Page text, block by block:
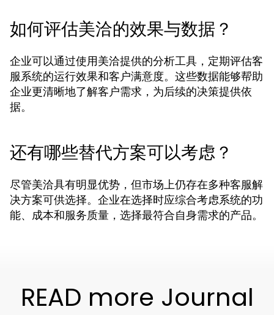
如何评估美洽的效果与数据？
企业可以通过使用美洽提供的分析工具，定期评估客
服系统的运行效果和客户满意度。这些数据能够帮助
企业更清晰地了解客户需求，为后续的决策提供依
据。
还有哪些替代方案可以考虑？
尽管美洽具有明显优势，但市场上仍存在多种客服解
决方案可供选择。企业在选择时应综合考虑系统的功
能、成本和服务质量，选择最符合自身需求的产品。
READ more Journal